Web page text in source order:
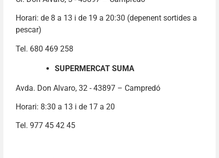
Horari: de 8 a 13 i de 19 a 20:30 (depenent sortides a
pescar)
Tel. 680 469 258
SUPERMERCAT SUMA
Avda. Don Alvaro, 32 - 43897 – Campredó
Horari: 8:30 a 13 i de 17 a 20
Tel. 977 45 42 45